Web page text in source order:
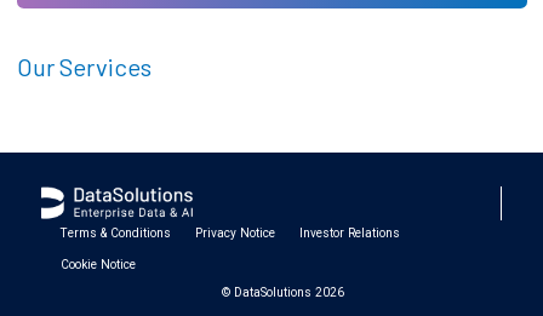
Our Services
Terms & Conditions Privacy Notice Investor Relations
Cookie Notice
© DataSolutions 2026